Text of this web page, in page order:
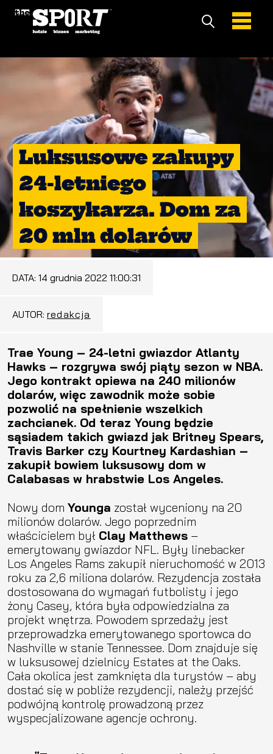
Luksusowe zakupy
24-letniego
koszykarza. Dom za
20 mln dolarów
DATA: 14 grudnia 2022 11:00:31
AUTOR: redakcja
Trae Young – 24-letni gwiazdor Atlanty
Hawks – rozgrywa swój piąty sezon w NBA.
Jego kontrakt opiewa na 240 milionów
dolarów, więc zawodnik może sobie
pozwolić na spełnienie wszelkich
zachcianek. Od teraz Young będzie
sąsiadem takich gwiazd jak Britney Spears,
Travis Barker czy Kourtney Kardashian –
zakupił bowiem luksusowy dom w
Calabasas w hrabstwie Los Angeles.
Nowy dom Younga został wyceniony na 20
milionów dolarów. Jego poprzednim
właścicielem był Clay Matthews –
emerytowany gwiazdor NFL. Były linebacker
Los Angeles Rams zakupił nieruchomość w 2013
roku za 2,6 miliona dolarów. Rezydencja została
dostosowana do wymagań futbolisty i jego
żony Casey, która była odpowiedzialna za
projekt wnętrza. Powodem sprzedaży jest
przeprowadzka emerytowanego sportowca do
Nashville w stanie Tennessee. Dom znajduje się
w luksusowej dzielnicy Estates at the Oaks.
Cała okolica jest zamknięta dla turystów – aby
dostać się w pobliże rezydencji, należy przejść
podwójną kontrolę prowadzoną przez
wyspecjalizowane agencje ochrony.